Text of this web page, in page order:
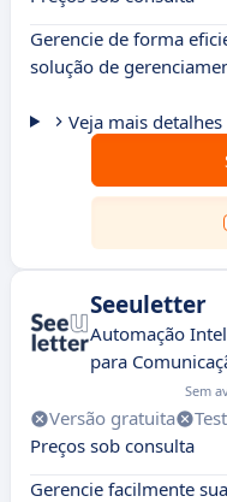
Gerencie de forma
solução de
Veja mais detalhes
Seeuletter
Automação
para
Sem
Versão gratuita
Preços sob consulta
Gerencie facilmente